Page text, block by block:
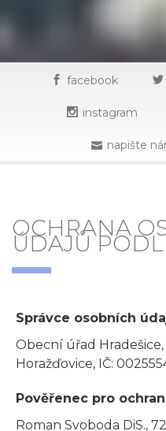
facebook
instagram
napište
OCHRANA
ÚDAJŮ
Správce osobních
Obecní úřad Hradešice,
Horažďovice, IČ:
Pověřenec pro
Roman Svoboda DiS.,